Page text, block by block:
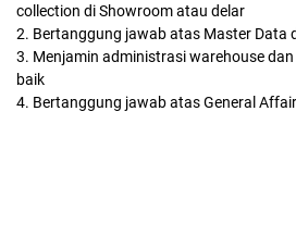
collection di Showroom atau delar
2. Bertanggung jawab atas Master Data
3. Menjamin administrasi warehouse
baik
4. Bertanggung jawab atas General